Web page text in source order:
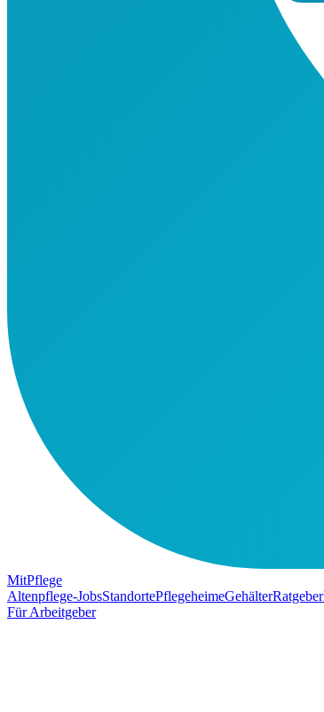
MitPflege
Altenpflege-JobsStandortePflegeheimeGehälterRatgeber
Für Arbeitgeber